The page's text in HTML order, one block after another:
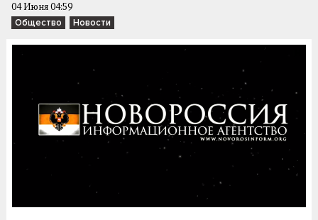
04 Июня 04:59
Общество Новости